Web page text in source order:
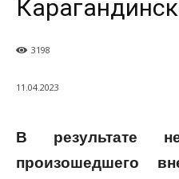
3198
11.04.2023
В результате
произошедшего